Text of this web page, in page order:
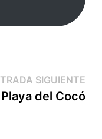
SIGUIENTE
Playa del Cocó